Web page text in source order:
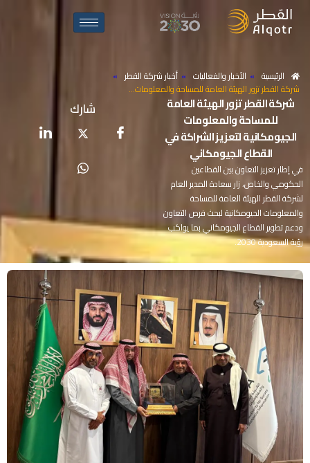
الرئيسية » الأخبار والفعاليات » أخبار شركة القطر »
شركة القطر تزور الهيئة العامة للمساحة والمعلومات…
شركةالقطرتزورالهيئةالعامة
للمساحةوالمعلومات
الجيومكانيةلتعزيزالشراكةفي
القطاعالجيومكاني
في إطار تعزيز التعاون بين القطاعين
الحكومي والخاص، زار سعادة المدير العام
لشركة القطر الهيئة العامة للمساحة
والمعلومات الجيومكانية لبحث فرص التعاون
ودعم تطوير القطاع الجيومكاني بما يواكب
رؤية السعودية 2030.
شارك